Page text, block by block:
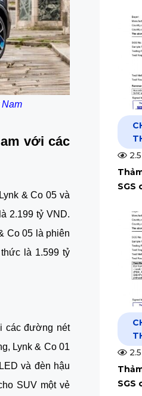
với các
& Co 05 và
2.199 tỷ VND.
Co 05 là phiên
là 1.599 tỷ
các đường nét
Lynk & Co 01
và đèn hậu
SUV một vẻ
SGS
SGS